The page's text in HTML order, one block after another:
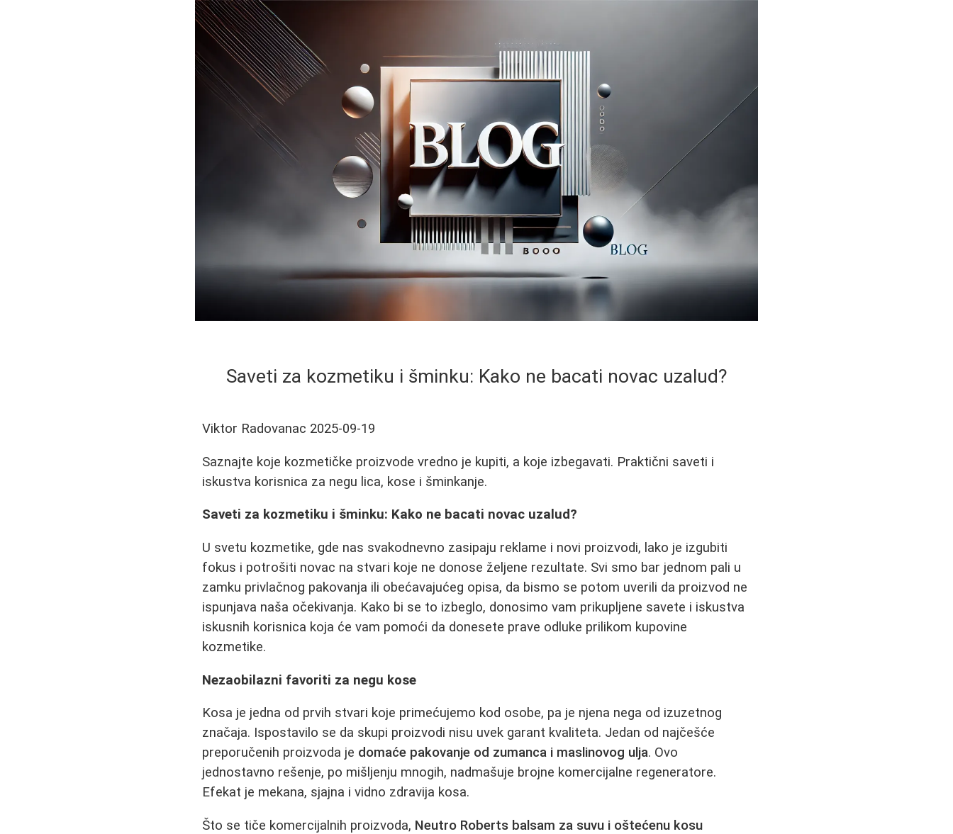
Saveti za kozmetiku i šminku: Kako ne bacati novac uzalud?
Viktor Radovanac 2025-09-19
Saznajte koje kozmetičke proizvode vredno je kupiti, a koje izbegavati. Praktični saveti i
iskustva korisnica za negu lica, kose i šminkanje.
Saveti za kozmetiku i šminku: Kako ne bacati novac uzalud?
U svetu kozmetike, gde nas svakodnevno zasipaju reklame i novi proizvodi, lako je izgubiti
fokus i potrošiti novac na stvari koje ne donose željene rezultate. Svi smo bar jednom pali u
zamku privlačnog pakovanja ili obećavajućeg opisa, da bismo se potom uverili da proizvod ne
ispunjava naša očekivanja. Kako bi se to izbeglo, donosimo vam prikupljene savete i iskustva
iskusnih korisnica koja će vam pomoći da donesete prave odluke prilikom kupovine
kozmetike.
Nezaobilazni favoriti za negu kose
Kosa je jedna od prvih stvari koje primećujemo kod osobe, pa je njena nega od izuzetnog
značaja. Ispostavilo se da skupi proizvodi nisu uvek garant kvaliteta. Jedan od najčešće
preporučenih proizvoda je domaće pakovanje od zumanca i maslinovog ulja. Ovo
jednostavno rešenje, po mišljenju mnogih, nadmašuje brojne komercijalne regeneratore.
Efekat je mekana, sjajna i vidno zdravija kosa.
Što se tiče komercijalnih proizvoda, Neutro Roberts balsam za suvu i oštećenu kosu